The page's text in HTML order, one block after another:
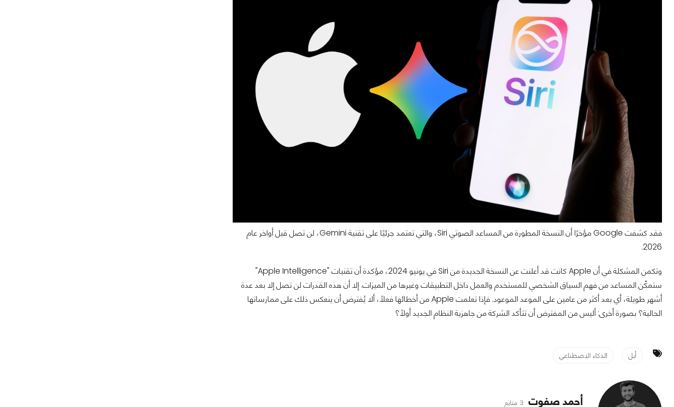
فقد كشفت Google مؤخرًا أن النسخة المطورة من المساعد الصوتي Siri، والتي تعتمد جزئيًا على تقنية Gemini، لن تصل قبل أواخر عام
2026.
وتكمن المشكلة في أن Apple كانت قد أعلنت عن النسخة الجديدة من Siri في يونيو 2024، مؤكدة أن تقنيات "Apple Intelligence"
ستمكّن المساعد من فهم السياق الشخصي للمستخدم والعمل داخل التطبيقات وغيرها من الميزات. إلا أن هذه القدرات لن تصل إلا بعد عدة
أشهر طويلة، أي بعد أكثر من عامين على الموعد الموعود. فإذا تعلمت Apple من أخطائها فعلًا، ألا يُفترض أن ينعكس ذلك على ممارساتها
الحالية؟ بصورة أخرى: أليس من المفترض أن تتأكد الشركة من جاهزية النظام الجديد أولًا؟
أبل الذكاء الاصطناعي
أحمد صفوت 3 متابع